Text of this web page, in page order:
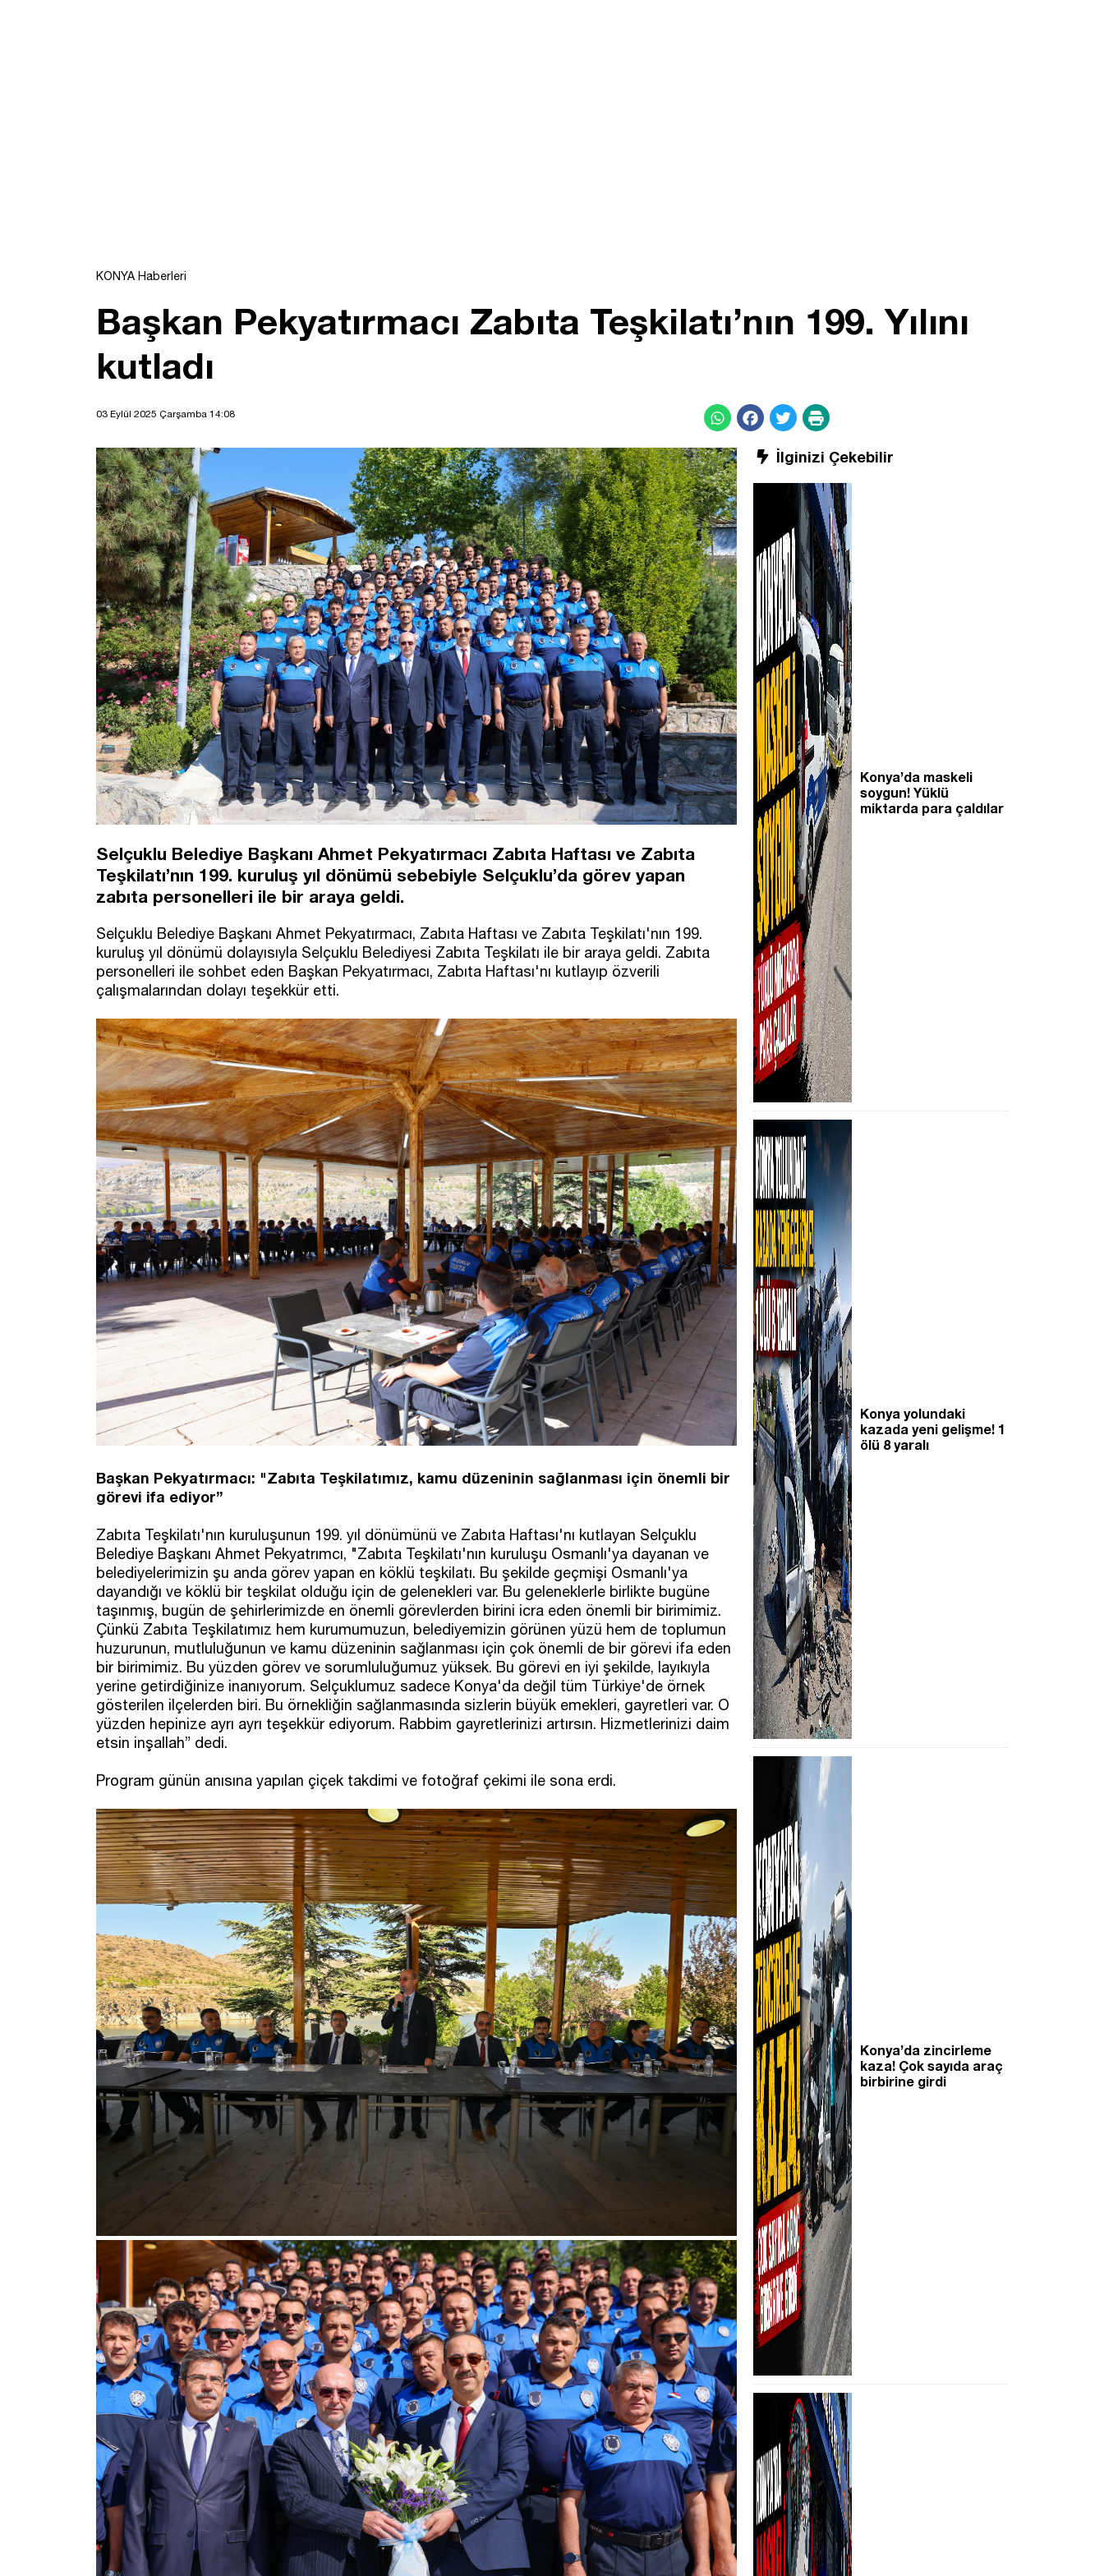
KONYA Haberleri
Başkan Pekyatırmacı Zabıta Teşkilatı’nın 199. Yılını
kutladı
03 Eylül 2025 Çarşamba 14:08
Selçuklu Belediye Başkanı Ahmet Pekyatırmacı Zabıta Haftası ve Zabıta
Teşkilatı’nın 199. kuruluş yıl dönümü sebebiyle Selçuklu’da görev yapan
zabıta personelleri ile bir araya geldi.
Selçuklu Belediye Başkanı Ahmet Pekyatırmacı, Zabıta Haftası ve Zabıta Teşkilatı'nın 199.
kuruluş yıl dönümü dolayısıyla Selçuklu Belediyesi Zabıta Teşkilatı ile bir araya geldi. Zabıta
personelleri ile sohbet eden Başkan Pekyatırmacı, Zabıta Haftası'nı kutlayıp özverili
çalışmalarından dolayı teşekkür etti.
Başkan Pekyatırmacı: "Zabıta Teşkilatımız, kamu düzeninin sağlanması için önemli bir
görevi ifa ediyor”
Zabıta Teşkilatı'nın kuruluşunun 199. yıl dönümünü ve Zabıta Haftası'nı kutlayan Selçuklu
Belediye Başkanı Ahmet Pekyatrımcı, "Zabıta Teşkilatı'nın kuruluşu Osmanlı'ya dayanan ve
belediyelerimizin şu anda görev yapan en köklü teşkilatı. Bu şekilde geçmişi Osmanlı'ya
dayandığı ve köklü bir teşkilat olduğu için de gelenekleri var. Bu geleneklerle birlikte bugüne
taşınmış, bugün de şehirlerimizde en önemli görevlerden birini icra eden önemli bir birimimiz.
Çünkü Zabıta Teşkilatımız hem kurumumuzun, belediyemizin görünen yüzü hem de toplumun
huzurunun, mutluluğunun ve kamu düzeninin sağlanması için çok önemli de bir görevi ifa eden
bir birimimiz. Bu yüzden görev ve sorumluluğumuz yüksek. Bu görevi en iyi şekilde, layıkıyla
yerine getirdiğinize inanıyorum. Selçuklumuz sadece Konya'da değil tüm Türkiye'de örnek
gösterilen ilçelerden biri. Bu örnekliğin sağlanmasında sizlerin büyük emekleri, gayretleri var. O
yüzden hepinize ayrı ayrı teşekkür ediyorum. Rabbim gayretlerinizi artırsın. Hizmetlerinizi daim
etsin inşallah” dedi.
Program günün anısına yapılan çiçek takdimi ve fotoğraf çekimi ile sona erdi.
İlginizi Çekebilir
Konya’da maskeli
soygun! Yüklü
miktarda para çaldılar
Konya yolundaki
kazada yeni gelişme! 1
ölü 8 yaralı
Konya’da zincirleme
kaza! Çok sayıda araç
birbirine girdi